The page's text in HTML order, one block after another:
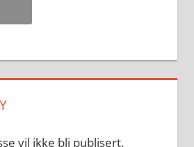
vil ikke bli publisert.